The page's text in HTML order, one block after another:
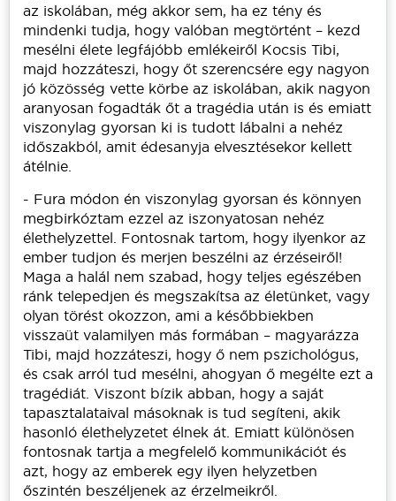
az iskolában, még akkor sem, ha ez tény és
mindenki tudja, hogy valóban megtörtént – kezd
mesélni élete legfájóbb emlékeiről Kocsis Tibi,
majd hozzáteszi, hogy őt szerencsére egy nagyon
jó közösség vette körbe az iskolában, akik nagyon
aranyosan fogadták őt a tragédia után is és emiatt
viszonylag gyorsan ki is tudott lábalni a nehéz
időszakból, amit édesanyja elvesztésekor kellett
átélnie.
- Fura módon én viszonylag gyorsan és könnyen
megbirkóztam ezzel az iszonyatosan nehéz
élethelyzettel. Fontosnak tartom, hogy ilyenkor az
ember tudjon és merjen beszélni az érzéseiről!
Maga a halál nem szabad, hogy teljes egészében
ránk telepedjen és megszakítsa az életünket, vagy
olyan törést okozzon, ami a későbbiekben
visszaüt valamilyen más formában – magyarázza
Tibi, majd hozzáteszi, hogy ő nem pszichológus,
és csak arról tud mesélni, ahogyan ő megélte ezt a
tragédiát. Viszont bízik abban, hogy a saját
tapasztalataival másoknak is tud segíteni, akik
hasonló élethelyzetet élnek át. Emiatt különösen
fontosnak tartja a megfelelő kommunikációt és
azt, hogy az emberek egy ilyen helyzetben
őszintén beszéljenek az érzelmeikről.